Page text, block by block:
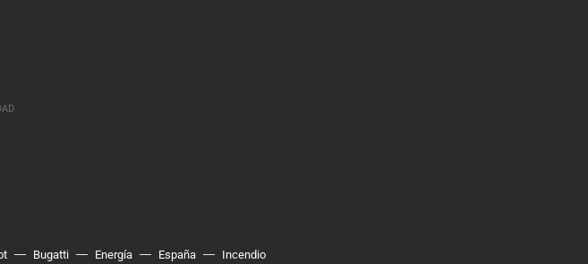
Bugatti Energía España Incendio